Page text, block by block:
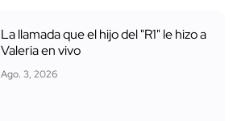
La llamada que el hijo del "R1" le hizo a
Valeria en vivo
Ago. 3, 2026